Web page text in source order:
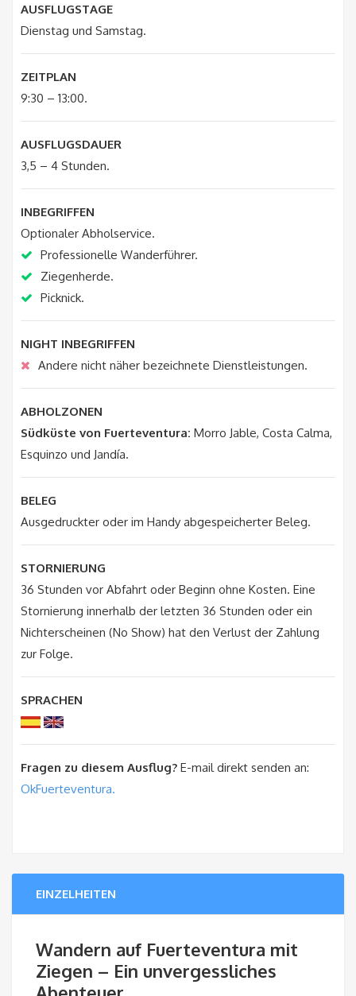
EINZELHEITEN
Wandern auf Fuerteventura mit
Ziegen – Ein unvergessliches
AUSFLUGSTAGE
Dienstag und Samstag.
ZEITPLAN
9:30 – 13:00.
AUSFLUGSDAUER
3,5 – 4 Stunden.
INBEGRIFFEN
Optionaler Abholservice.
Professionelle Wanderführer.
Ziegenherde.
Picknick.
NIGHT INBEGRIFFEN
Andere nicht näher bezeichnete Dienstleistungen.
ABHOLZONEN
Südküste von Fuerteventura: Morro Jable, Costa Calma,
Esquinzo und Jandía.
BELEG
Ausgedruckter oder im Handy abgespeicherter Beleg.
STORNIERUNG
36 Stunden vor Abfahrt oder Beginn ohne Kosten. Eine
Stornierung innerhalb der letzten 36 Stunden oder ein
Nichterscheinen (No Show) hat den Verlust der Zahlung
zur Folge.
SPRACHEN
Fragen zu diesem Ausflug? E-mail direkt senden an:
OkFuerteventura.